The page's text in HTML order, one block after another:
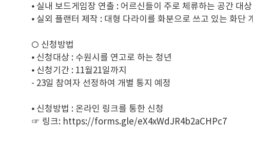
⦁ 실내 보드게임장 연출 : 어르신들이 주로 체류하는 공간 대
⦁ 실외 플랜터 제작 : 대형 다라이를 화분으로 쓰고 있는 화단
○ 신청방법
⦁ 신청대상 : 수원시를 연고로 하는 청년
⦁ 신청기간 : 11월21일까지
- 23일 참여자 선정하여 개별 통지 예정
⦁ 신청방법 : 온라인 링크를 통한 신청
☞ 링크: https://forms.gle/eX4xWdJR4b2aCHPc7